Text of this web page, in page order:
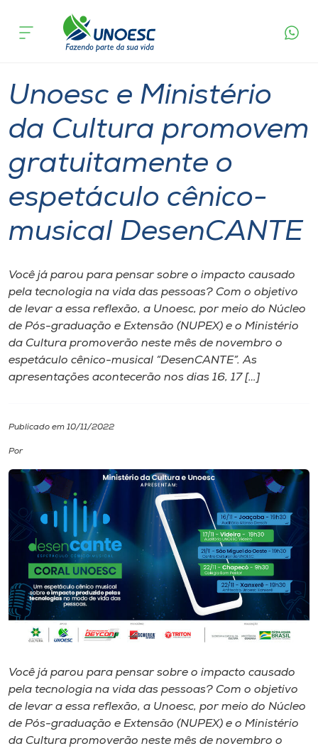
Cursos
Pesquisa
Atendimento ao Estudante
Portal de Ensino
Internacionalização
I.nova
Cultura
CPA
Biblioteca
Editora
Rádio
Museu
Unoesc
Store
acontece
DesenCANTE
Unoesc e Ministério
da Cultura promovem
gratuitamente o
espetáculo cênico-
musical DesenCANTE
Você já parou para pensar sobre o impacto causado
pela tecnologia na vida das pessoas? Com o objetivo
de levar a essa reflexão, a Unoesc, por meio do Núcleo
de Pós-graduação e Extensão (NUPEX) e o Ministério
da Cultura promoverão neste mês de novembro o
espetáculo cênico-musical “DesenCANTE”. As
apresentações acontecerão nos dias 16, 17 […]
Publicado em 10/11/2022
Por
Você já parou para pensar sobre o impacto causado
pela tecnologia na vida das pessoas? Com o objetivo
de levar a essa reflexão, a Unoesc, por meio do Núcleo
de Pós-graduação e Extensão (NUPEX) e o Ministério
da Cultura promoverão neste mês de novembro o